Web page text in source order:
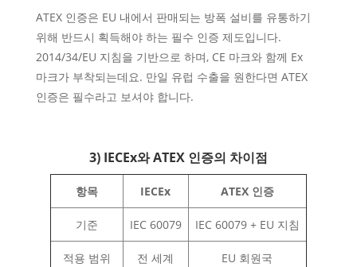
ATEX 인증은 EU 내에서 판매되는 방폭 설비를 유통하기
위해 반드시 획득해야 하는 필수 인증 제도입니다.
2014/34/EU 지침을 기반으로 하며, CE 마크와 함께 Ex
마크가 부착되는데요. 만일 유럽 수출을 원한다면 ATEX
인증은 필수라고 보셔야 합니다.
3) IECEx와 ATEX 인증의 차이점
항목 IECEx ATEX 인증
기준 IEC 60079 IEC 60079 + EU 지침
적용 범위 전 세계 EU 회원국